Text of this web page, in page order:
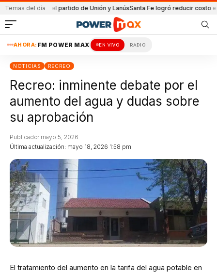
Temas del día
en el partido de Unión y LanúsSanta Fe logró reducir costo
AHORA: FM POWER MAX EN VIVO RADIO
NOTICIAS RECREO
Recreo: inminente debate por el
aumento del agua y dudas sobre
su aprobación
Última actualización: mayo 18, 2026 1:58 pm
Publicado: mayo 5, 2026
El tratamiento del aumento en la tarifa del agua potable en